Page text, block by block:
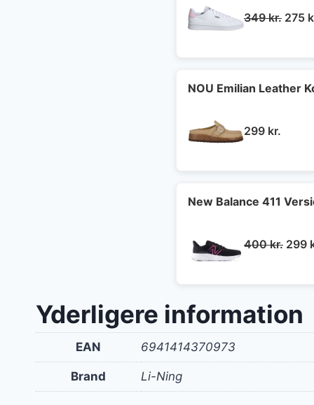
349kr. Den
349
275
NOU Emilian Leather
299 kr.
New Balance 411
400kr. Den
400
299
Yderligere information
EAN 6941414370973
Brand Li-Ning